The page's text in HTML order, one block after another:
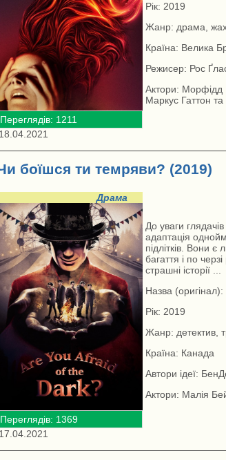
Переглядів: 1211
18.04.2021
Рік: 2019
Жанр: драма,
Країна: Велика
Режисер: Рос
Актори: Морфідд
Маркус Гаттон та
боїшся ти темряви? (2019)
Драма
Переглядів: 1369
17.04.2021
До уваги
адаптація
підлітків. Вони є
багаття і по
страшні історії ...
Назва
Рік: 2019
Жанр: детектив,
Країна: Канада
Автори ідеї:
Актори: Малія